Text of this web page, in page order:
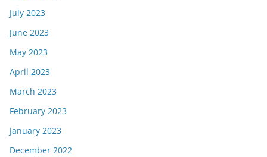
July 2023
June 2023
May 2023
April 2023
March 2023
February 2023
January 2023
December 2022